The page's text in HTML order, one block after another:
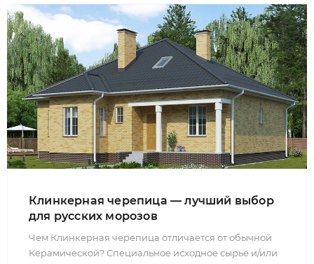
Клинкерная черепица — лучший выбор
для русских морозов
Чем Клинкерная черепица отличается от обычной
Керамической? Специальное исходное сырьё и/или